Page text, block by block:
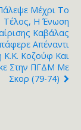
Μέχρι Το
Τέλος, Η Ένωση
Καβάλας
Απέναντι
Κ.Κ. Κοζούφ Και
Στην ΠΓΔΜ Με
Σκορ (79-74)